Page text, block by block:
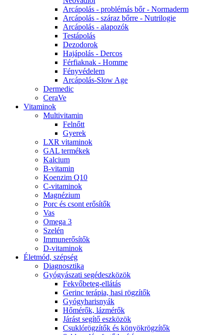
Arcápolás - problémás bőr - Normaderm
Arcápolás - száraz bőrre - Nutrilogie
Arcápolás - alapozók
Testápolás
Dezodorok
Hajápolás - Dercos
Férfiaknak - Homme
Fényvédelem
Arcápolás-Slow Age
Dermedic
CeraVe
Vitaminok
Multivitamin
Felnőtt
Gyerek
LXR vitaminok
GAL termékek
Kalcium
B-vitamin
Koenzim Q10
C-vitaminok
Magnézium
Porc és csont erősítők
Vas
Omega 3
Szelén
Immunerősítők
D-vitaminok
Életmód, szépség
Diagnosztika
Gyógyászati segédeszközök
Fekvőbeteg-ellátás
Gerinc terápia, hasi rögzítők
Gyógyharisnyák
Hőmérők, lázmérők
Járást segítő eszközök
Csuklórögzítők és könyökrögzítők